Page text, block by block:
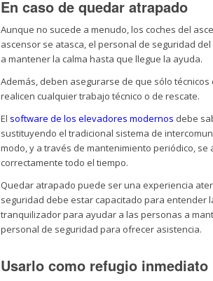
En caso de quedar atrapado
Aunque no sucede a menudo, los coches del
ascensor se atasca, el personal de seguridad
a mantener la calma hasta que llegue la ayuda.
Además, deben asegurarse de que sólo
realicen cualquier trabajo técnico o de rescate.
El software de los elevadores modernos debe
sustituyendo el tradicional sistema de
modo, y a través de mantenimiento periódico,
correctamente todo el tiempo.
Quedar atrapado puede ser una experiencia
seguridad debe estar capacitado para entender
tranquilizador para ayudar a las personas a
personal de seguridad para ofrecer asistencia.
Usarlo como refugio inmediato